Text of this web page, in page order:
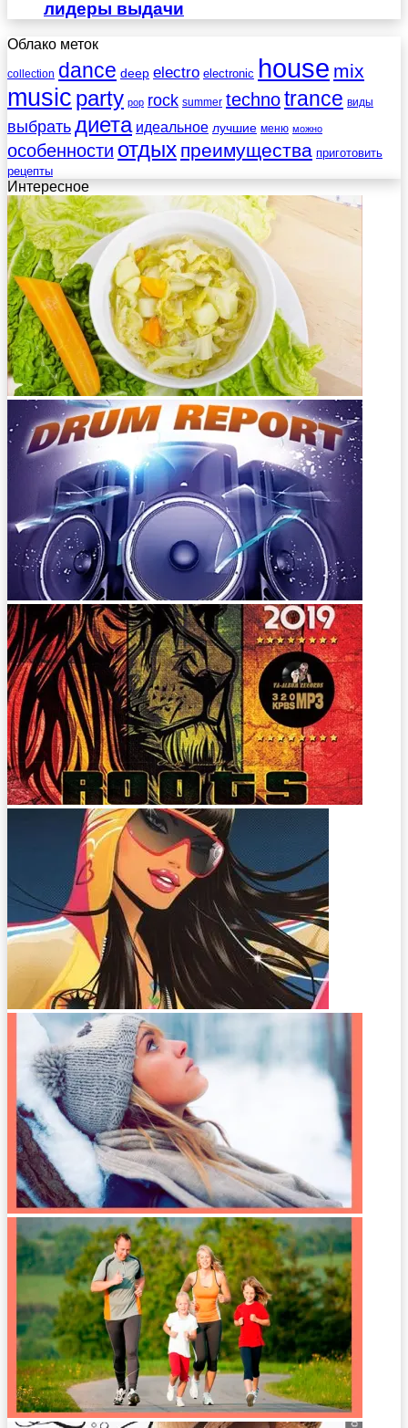
лидеры выдачи
Облако меток
collection dance deep electro electronic house mix
music party pop rock summer technotrance виды
выбратьдиета идеальное лучшие меню можно
особенности отдых преимущества приготовить
рецепты
Интересное